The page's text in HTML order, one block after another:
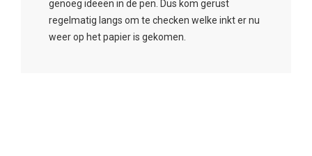
genoeg ideeën in de pen. Dus kom gerust
regelmatig langs om te checken welke inkt er nu
weer op het papier is gekomen.